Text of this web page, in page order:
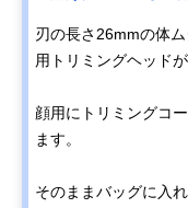
刃の長さ26mmの体
用トリミングヘッド
顔用にトリミングコ
ます。
そのままバッグに入